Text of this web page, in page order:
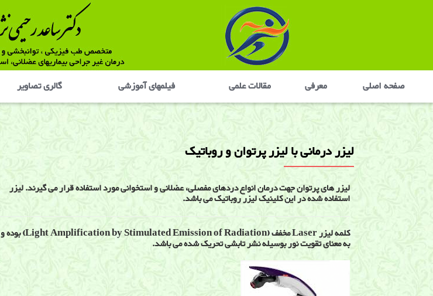
صفحه اصلی معرفی مقالات علمی فيلمهای آموزشی گالری تصاوير
لیزر درمانی با لیزر پرتوان و روباتیک
لیزر های پرتوان جهت درمان انواع دردهای مفصلی، عضلانی و استخوانی مورد استفاده قرار می گیرند. لیزر
استفاده شده در این کلینیک لیزر روباتیک می باشد.
کلمه لیزر Laser مخفف (Light Amplification by Stimulated Emission of Radiation) بوده و
به معنای تقویت نور بوسیله نشر تابشی تحریک شده می باشد.